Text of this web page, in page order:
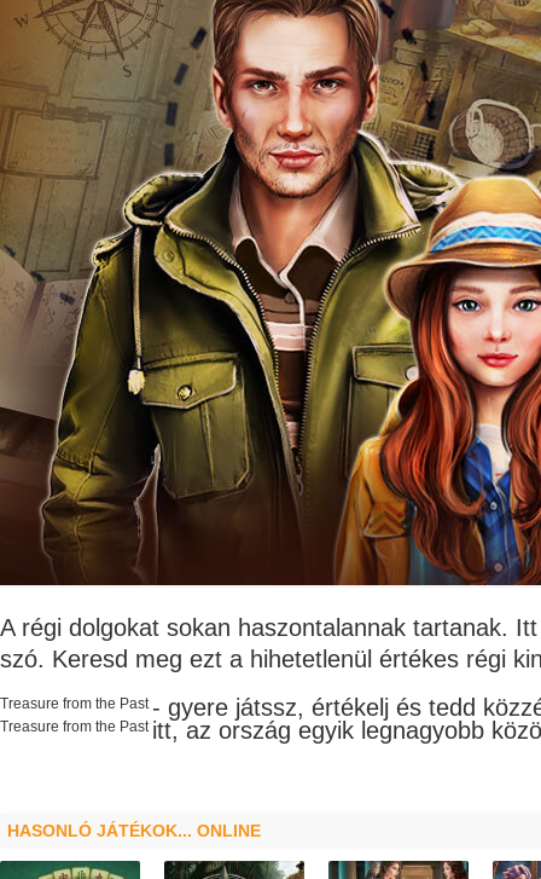
A régi dolgokat sokan haszontalannak tartanak.
szó. Keresd meg ezt a hihetetlenül értékes régi
Treasure from the Past - gyere játssz, értékelj és tedd
itt, az ország egyik legnagyobb
Treasure from the Past
HASONLÓ JÁTÉKOK... ONLINE